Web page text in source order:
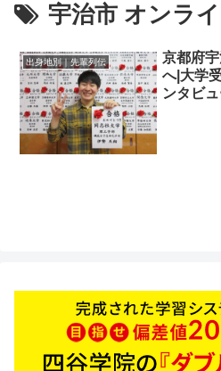
宇治市 オンラ
出身地別｜先輩列伝
京都府
へ|大学
ンタビ